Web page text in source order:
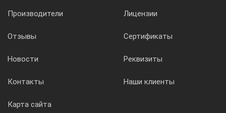
Производители Лицензии
Отзывы Сертификаты
Новости Реквизиты
Контакты Наши клиенты
Карта сайта